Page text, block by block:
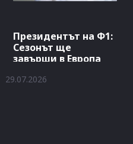
Президентът на Ф1:
Сезонът ще
завърши в Европа
29.07.2026